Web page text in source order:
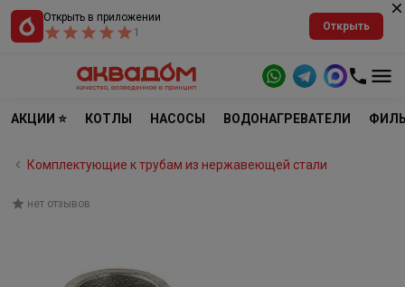
Открыть в приложении
1
Открыть
АКЦИИ ⭐ КОТЛЫ НАСОСЫ ВОДОНАГРЕВАТЕЛИ
Комплектующие к трубам из нержавеющей стали
нет отзывов